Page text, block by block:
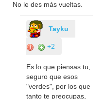
No le des más vueltas.
Tayku
+2
Es lo que piensas tu,
seguro que esos
"verdes", por los que
tanto te preocupas,